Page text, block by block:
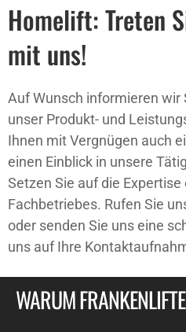
Homelift: Treten
mit uns!
Auf Wunsch informieren wir
unser Produkt- und
Ihnen mit Vergnügen auch
einen Einblick in unsere
Setzen Sie auf die
Fachbetriebes. Rufen Sie
oder senden Sie uns eine
uns auf Ihre
WARUM